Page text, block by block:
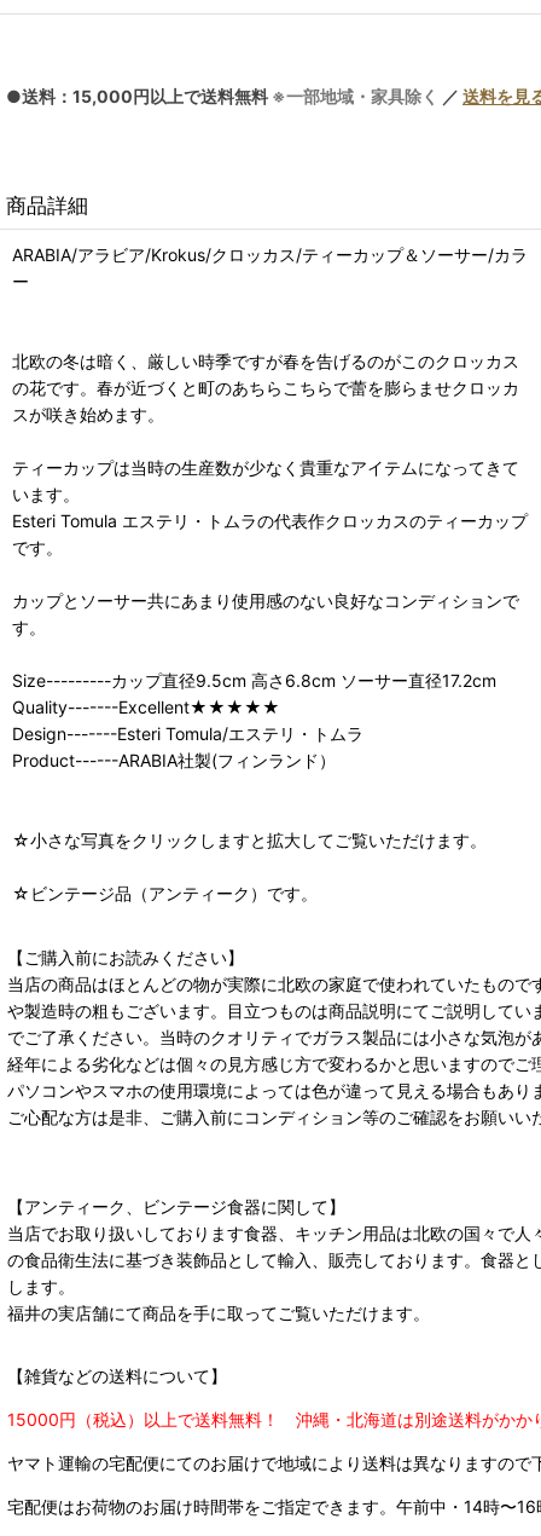
●送料：15,000円以上で送料無料 ※一部地域・家具除く ／ 送料を見
商品詳細
ARABIA/アラビア/Krokus/クロッカス/ティーカップ＆ソーサー/カラ
ー
北欧の冬は暗く、厳しい時季ですが春を告げるのがこのクロッカス
の花です。春が近づくと町のあちらこちらで蕾を膨らませクロッカ
スが咲き始めます。
ティーカップは当時の生産数が少なく貴重なアイテムになってきて
います。
Esteri Tomula エステリ・トムラの代表作クロッカスのティーカップ
です。
カップとソーサー共にあまり使用感のない良好なコンディションで
す。
Size---------カップ直径9.5cm 高さ6.8cm ソーサー直径17.2cm
Quality-------Excellent★★★★★
Design-------Esteri Tomula/エステリ・トムラ
Product------ARABIA社製(フィンランド）
☆小さな写真をクリックしますと拡大してご覧いただけます。
☆ビンテージ品（アンティーク）です。
【ご購入前にお読みください】
当店の商品はほとんどの物が実際に北欧の家庭で使われていたもの
や製造時の粗もございます。目立つものは商品説明にてご説明して
でご了承ください。当時のクオリティでガラス製品には小さな気泡が
経年による劣化などは個々の見方感じ方で変わるかと思いますのでご
パソコンやスマホの使用環境によっては色が違って見える場合もあ
ご心配な方は是非、ご購入前にコンディション等のご確認をお願い
【アンティーク、ビンテージ食器に関して】
当店でお取り扱いしております食器、キッチン用品は北欧の国々で
の食品衛生法に基づき装飾品として輸入、販売しております。食器
します。
福井の実店舗にて商品を手に取ってご覧いただけます。
【雑貨などの送料について】
15000円（税込）以上で送料無料！ 沖縄・北海道は別途送料がかか
ヤマト運輸の宅配便にてのお届けで地域により送料は異なりますので
宅配便はお荷物のお届け時間帯をご指定できます。 午前中・14時〜